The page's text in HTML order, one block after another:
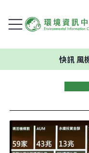
快訊風機